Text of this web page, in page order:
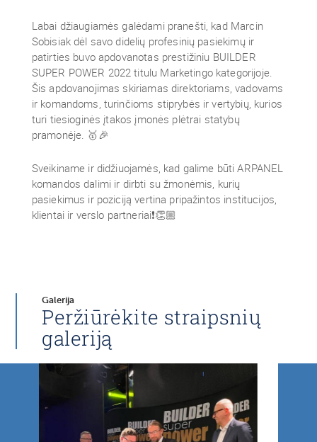
Labai džiaugiamės galėdami pranešti, kad Marcin
Sobisiak dėl savo didelių profesinių pasiekimų ir
patirties buvo apdovanotas prestižiniu BUILDER
SUPER POWER 2022 titulu Marketingo kategorijoje.
Šis apdovanojimas skiriamas direktoriams, vadovams
ir komandoms, turinčioms stiprybės ir vertybių, kurios
turi tiesioginės įtakos įmonės plėtrai statybų
pramonėje. 🥇🎉
Sveikiname ir didžiuojamės, kad galime būti ARPANEL
komandos dalimi ir dirbti su žmonėmis, kurių
pasiekimus ir poziciją vertina pripažintos institucijos,
klientai ir verslo partneriai❗👏🏼
Galerija
Peržiūrėkite straipsnių
galeriją